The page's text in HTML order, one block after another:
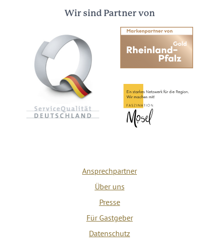
Wir sind Partner von
Ansprechpartner
Über uns
Presse
Für Gastgeber
Datenschutz